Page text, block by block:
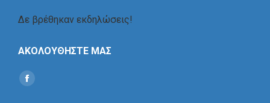
Δε βρέθηκαν εκδηλώσεις!
ΑΚΟΛΟΥΘΗΣΤΕ ΜΑΣ
Find us on:
Social